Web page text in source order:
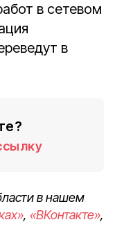
в сетевом
в
в нашем
, «ВКонтакте»,